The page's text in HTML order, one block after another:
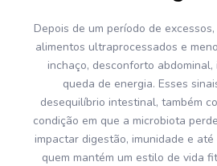
Depois de um período de
alimentos ultraprocessados e
inchaço, desconforto
queda de energia. Esses
desequilíbrio intestinal, também
condição em que a microbiota
impactar digestão, imunidade e
quem mantém um estilo de vida